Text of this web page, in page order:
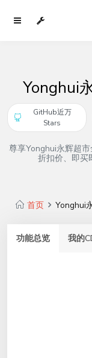
Yonghui
GitHub近万
Stars
尊享Yonghui永辉超
折扣价、即买
首页 Yonghui
功能总览 我的